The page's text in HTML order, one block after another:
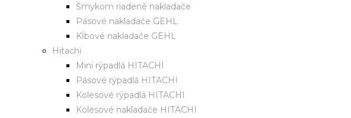
Šmykom riadené nakladače
Pásové nakladače GEHL
Kĺbové nakladače GEHL
Hitachi
Mini rýpadlá HITACHI
Pásové rýpadlá HITACHI
Kolesové rýpadlá HITACHI
Kolesové nakladače HITACHI